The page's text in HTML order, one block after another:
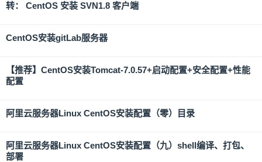
转： CentOS 安装 SVN1.8 客户端
CentOS安装gitLab服务器
【推荐】CentOS安装Tomcat-7.0.57+启动配置+安全配置+性能
配置
阿里云服务器Linux CentOS安装配置（零）目录
阿里云服务器Linux CentOS安装配置（九）shell编译、打包、
部署